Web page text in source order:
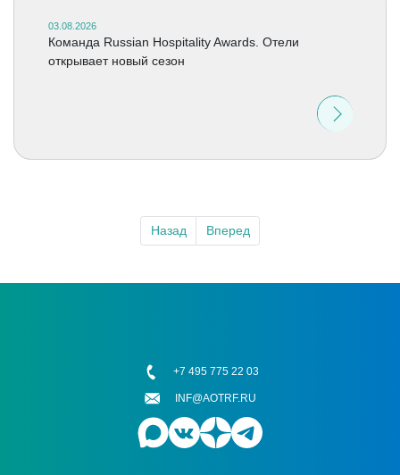
03.08.2026
Команда Russian Hospitality Awards. Отели
открывает новый сезон
Назад Вперед
+7 495 775 22 03
INF@AOTRF.RU